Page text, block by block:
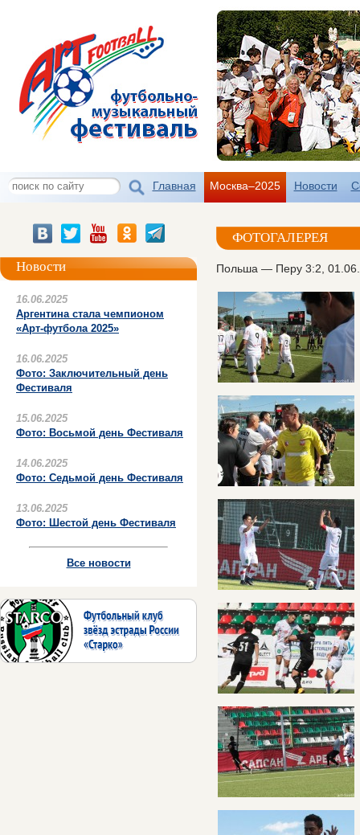
Главная Москва–2025 Новости
Новости
16.06.2025
Аргентина стала чемпионом
«Арт-футбола 2025»
16.06.2025
Фото: Заключительный день
Фестиваля
15.06.2025
Фото: Восьмой день Фестиваля
14.06.2025
Фото: Седьмой день Фестиваля
13.06.2025
Фото: Шестой день Фестиваля
Все новости
ФОТОГАЛЕРЕЯ
Польша — Перу 3:2,